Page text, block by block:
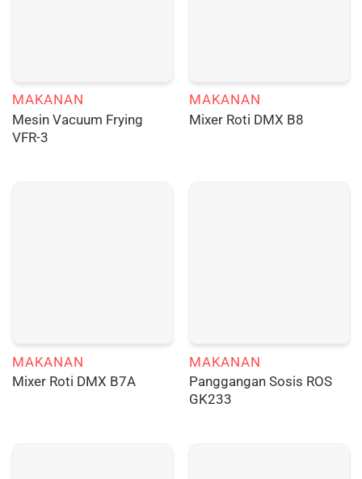
MAKANAN
Mesin Vacuum Frying
VFR-3
MAKANAN
Mixer Roti DMX B8
MAKANAN
Mixer Roti DMX B7A
MAKANAN
Panggangan Sosis ROS
GK233